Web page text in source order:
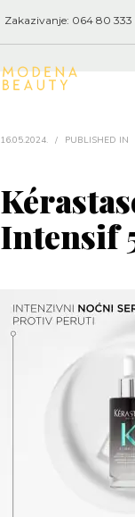
Zakazivanje: 064 80 333
16.05.2024. / PUBLISHED IN
Intensif